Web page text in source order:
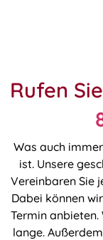
Rufen
Was auch
ist. Unsere
Vereinbaren Sie
Dabei können
Termin
lange.